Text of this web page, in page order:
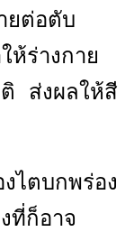
ยต่อตับ
ห้ร่างกาย
ส่งผลให้สี
ไตบกพร่อง
ที่ก็อาจ